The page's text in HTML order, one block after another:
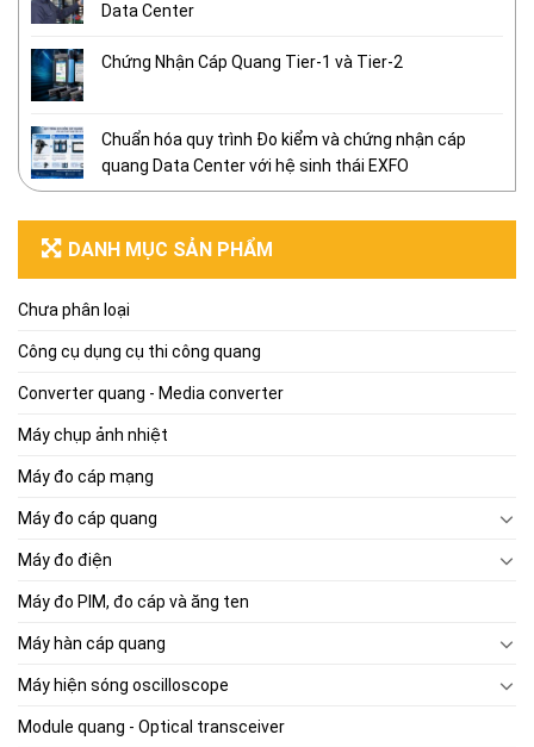
Data Center
Chứng Nhận Cáp Quang Tier-1 và Tier-2
Chuẩn hóa quy trình Đo kiểm và chứng nhận cáp
quang Data Center với hệ sinh thái EXFO
DANH MỤC SẢN PHẨM
Chưa phân loại
Công cụ dụng cụ thi công quang
Converter quang - Media converter
Máy chụp ảnh nhiệt
Máy đo cáp mạng
Máy đo cáp quang
Máy đo điện
Máy đo PIM, đo cáp và ăng ten
Máy hàn cáp quang
Máy hiện sóng oscilloscope
Module quang - Optical transceiver